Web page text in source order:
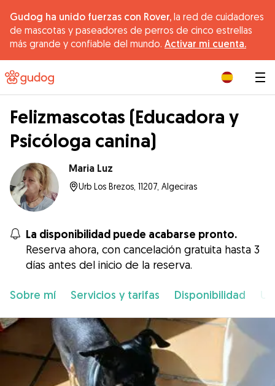
Gudog ha unido fuerzas con Rover, la red de cuidadores
de mascotas y paseadores de perros de cinco estrellas
más grande y confiable del mundo. Activar mi cuenta.
Felizmascotas (Educadora y
Psicóloga canina)
Maria Luz
Urb Los Brezos, 11207, Algeciras
La disponibilidad puede acabarse pronto.
Reserva ahora, con cancelación gratuita hasta 3
días antes del inicio de la reserva.
Sobre mí Servicios y tarifas Disponibilidad